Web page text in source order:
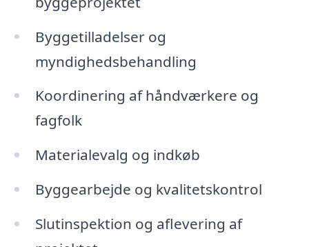
Byggetilladelser og
myndighedsbehandling
Koordinering af håndværkere og
fagfolk
Materialevalg og indkøb
Byggearbejde og kvalitetskontrol
Slutinspektion og aflevering af